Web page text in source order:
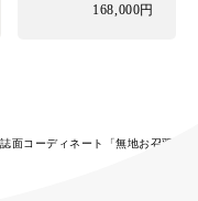
168,000円
面コーディネート「無地お召羽